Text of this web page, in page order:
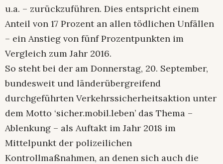
u.a. – zurückzuführen. Dies entspricht einem
Anteil von 17 Prozent an allen tödlichen Unfällen
– ein Anstieg von fünf Prozentpunkten im
Vergleich zum Jahr 2016.
So steht bei der am Donnerstag, 20. September,
bundesweit und länderübergreifend
durchgeführten Verkehrssicherheitsaktion unter
dem Motto ‘sicher.mobil.leben’ das Thema –
Ablenkung – als Auftakt im Jahr 2018 im
Mittelpunkt der polizeilichen
Kontrollmaßnahmen, an denen sich auch die